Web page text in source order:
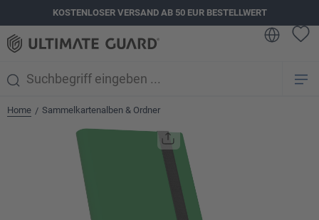
springenKOSTENLOSER VERSAND AB 50 EUR BESTELLWERT
Home / Sammelkartenalben & Ordner
Bildergalerie überspringen